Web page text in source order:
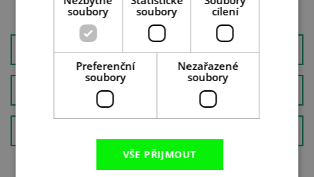
AMERIKA
soubory
soubory
cílení
Preferenční
soubory
Nezařazené
soubory
VŠE PŘIJMOUT